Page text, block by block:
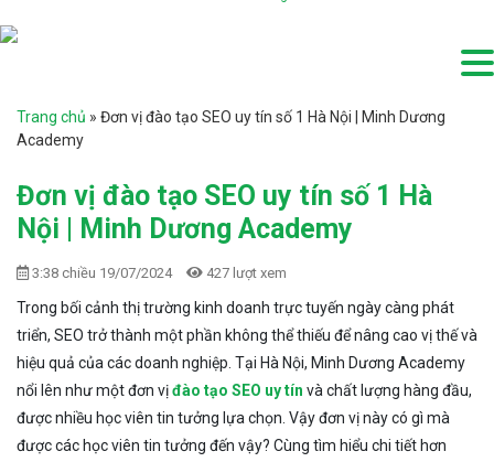
Trang chủ » Đơn vị đào tạo SEO uy tín số 1 Hà Nội | Minh Dương
Academy
Đơn vị đào tạo SEO uy tín số 1 Hà
Nội | Minh Dương Academy
3:38 chiều 19/07/2024 427 lượt xem
Trong bối cảnh thị trường kinh doanh trực tuyến ngày càng phát
triển, SEO trở thành một phần không thể thiếu để nâng cao vị thế và
hiệu quả của các doanh nghiệp. Tại Hà Nội, Minh Dương Academy
nổi lên như một đơn vịđào tạo SEO uy tín và chất lượng hàng đầu,
được nhiều học viên tin tưởng lựa chọn. Vậy đơn vị này có gì mà
được các học viên tin tưởng đến vậy? Cùng tìm hiểu chi tiết hơn